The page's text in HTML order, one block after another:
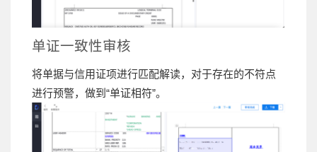
单证一致性审核
将单据与信用证项进行匹配解读，对于存在的不符点
进行预警，做到“单证相符”。